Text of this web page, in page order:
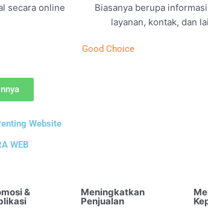
secara online
Biasanya berupa
layanan, kontak, dan
Good Choice
Website
WEB
& Meningkatkan
Penjualan